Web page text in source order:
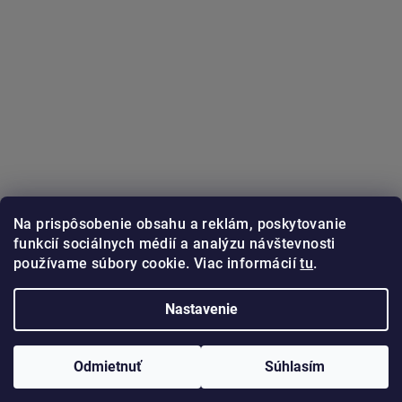
Na prispôsobenie obsahu a reklám, poskytovanie
funkcií sociálnych médií a analýzu návštevnosti
používame súbory cookie. Viac informáciítu.
Nastavenie
Odmietnuť Súhlasím
Sledovať na Instagrame
GUNSTER.sk
Vytvoril Shoptet